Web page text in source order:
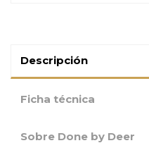
Descripción
Ficha técnica
Sobre Done by Deer